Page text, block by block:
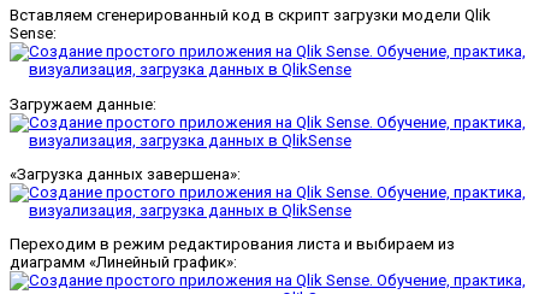
Вставляем сгенерированный код в скрипт загрузки модели Qlik
Sense:
Загружаем данные:
«Загрузка данных завершена»:
Переходим в режим редактирования листа и выбираем из
диаграмм «Линейный график»: